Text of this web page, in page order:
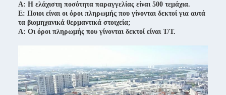
Α: Η ελάχιστη ποσότητα παραγγελίας είναι 500 τεμάχια.
Ε: Ποιοι είναι οι όροι πληρωμής που γίνονται δεκτοί για αυτά
τα βιομηχανικά θερμαντικά στοιχεία;
Α: Οι όροι πληρωμής που γίνονται δεκτοί είναι T/T.